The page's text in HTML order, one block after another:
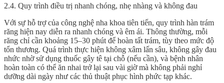
2.4. Quy trình điều trị nhanh chóng, nhẹ nhàng và không đau
Với sự hỗ trợ của công nghệ nha khoa tiên tiến, quy trình hàn trám
răng hiện nay diễn ra nhanh chóng và êm ái. Thông thường, mỗi
răng chỉ cần khoảng 15–30 phút để hoàn tất trám, tùy theo mức độ
tổn thương. Quá trình thực hiện không xâm lấn sâu, không gây đau
nhức nhờ sử dụng thuốc gây tê tại chỗ (nếu cần), và bệnh nhân
hoàn toàn có thể ăn nhai trở lại sau vài giờ mà không phải nghỉ
dưỡng dài ngày như các thủ thuật phục hình phức tạp khác.